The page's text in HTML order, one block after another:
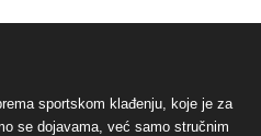
sportskom klađenju, koje je za
se dojavama, već samo stručnim